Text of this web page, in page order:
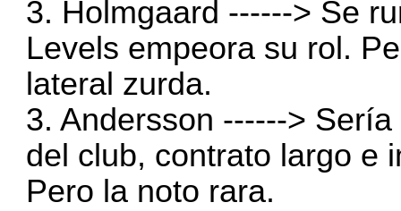
3. Holmgaard ------> Se
Levels empeora su rol.
lateral zurda.
3. Andersson ------>
del club, contrato largo e
Pero la noto rara.